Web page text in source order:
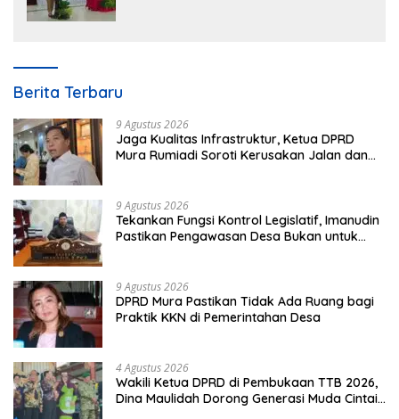
Berita Terbaru
9 Agustus 2026
Jaga Kualitas Infrastruktur, Ketua DPRD
Mura Rumiadi Soroti Kerusakan Jalan dan
9 Agustus 2026
Tekankan Fungsi Kontrol Legislatif, Imanudin
Pastikan Pengawasan Desa Bukan untuk
9 Agustus 2026
DPRD Mura Pastikan Tidak Ada Ruang bagi
Praktik KKN di Pemerintahan Desa
4 Agustus 2026
Wakili Ketua DPRD di Pembukaan TTB 2026,
Dina Maulidah Dorong Generasi Muda Cintai